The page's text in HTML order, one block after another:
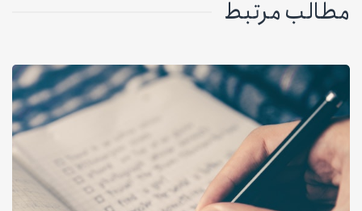
مطالب مرتبط